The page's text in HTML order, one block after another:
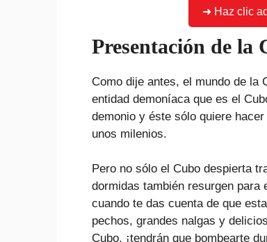
➜ Haz clic
Presentación de la
Como dije antes, el mundo de la
entidad demoníaca que es el
demonio y éste sólo quiere
unos milenios.
Pero no sólo el Cubo despierta
dormidas también resurgen para
cuando te das cuenta de que
pechos, grandes nalgas y
Cubo, ¡tendrán que bombearte